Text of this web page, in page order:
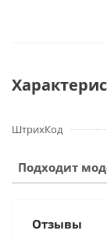
ШтрихКод
Подходит
Отзывы